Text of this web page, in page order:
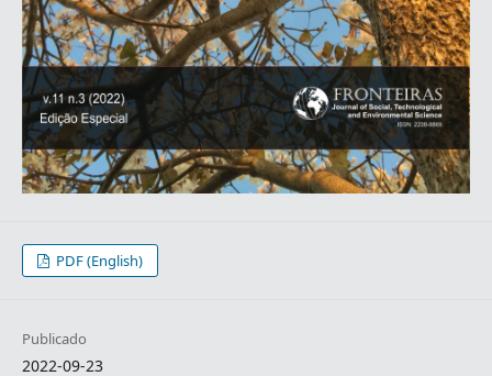
PDF (English)
Publicado
2022-09-23